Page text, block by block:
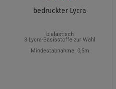
bedruckter Lycra
bielastisch
3 Lycra-Basisstoffe zur Wahl
Mindestabnahme: 0,5m